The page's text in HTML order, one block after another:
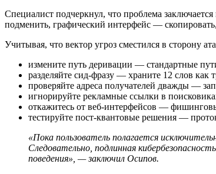
Специалист подчеркнул, что проблема
подменить, графический интерфейс —
Учитывая, что вектор угроз сместился в сторону
измените путь деривации — стандартные
разделяйте сид-фразу — храните 12 слов как
проверяйте адреса получателей дважды —
игнорируйте рекламные ссылки в
откажитесь от веб-интерфейсов —
тестируйте пост-квантовые решения —
«Пока пользователь полагается
Следовательно, подлинная
поведения», — заключил Осипов.